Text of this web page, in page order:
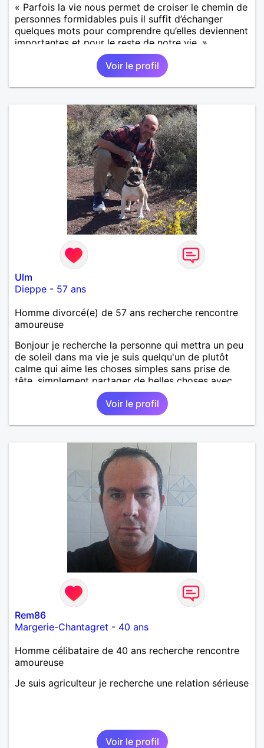
« Parfois la vie nous permet de croiser le chemin de
personnes formidables puis il suffit d’échanger
quelques mots pour comprendre qu’elles deviennent
importantes et pour le reste de notre vie. »
Voir le profil
Ulm
Dieppe - 57 ans
Homme divorcé(e) de 57 ans recherche rencontre
amoureuse
Bonjour je recherche la personne qui mettra un peu
de soleil dans ma vie je suis quelqu'un de plutôt
calme qui aime les choses simples sans prise de
tête, simplement partager de belles choses avec
une personne qui me ressemble .
Voir le profil
Rem86
Margerie-Chantagret - 40 ans
Homme célibataire de 40 ans recherche rencontre
amoureuse
Je suis agriculteur je recherche une relation sérieuse
Voir le profil